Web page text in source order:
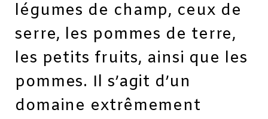
légumes de champ, ceux de
serre, les pommes de terre,
les petits fruits, ainsi que les
pommes. Il s’agit d’un
domaine extrêmement